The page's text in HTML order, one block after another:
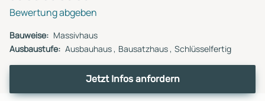
Bewertung abgeben
Bauweise: Massivhaus
Ausbaustufe: Ausbauhaus Bausatzhaus Schlüsselfertig
Jetzt Infos anfordern